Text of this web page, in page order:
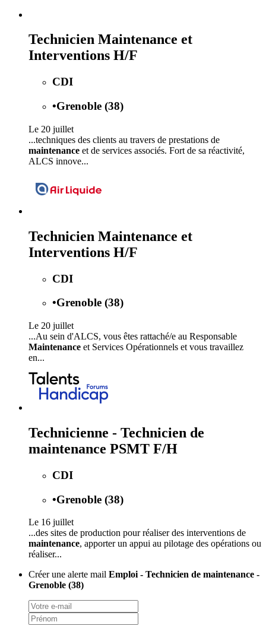
Technicien Maintenance et
Interventions H/F
CDI
•Grenoble (38)
Le 20 juillet
...techniques des clients au travers de prestations de
maintenance et de services associés. Fort de sa réactivité,
ALCS innove...
Technicien Maintenance et
Interventions H/F
CDI
•Grenoble (38)
Le 20 juillet
...Au sein d'ALCS, vous êtes rattaché/e au Responsable
Maintenance et Services Opérationnels et vous travaillez
en...
Technicienne - Technicien de
maintenance PSMT F/H
CDI
•Grenoble (38)
Le 16 juillet
...des sites de production pour réaliser des interventions de
maintenance, apporter un appui au pilotage des opérations ou
réaliser...
Créer une alerte mail Emploi - Technicien de maintenance -
Grenoble (38)